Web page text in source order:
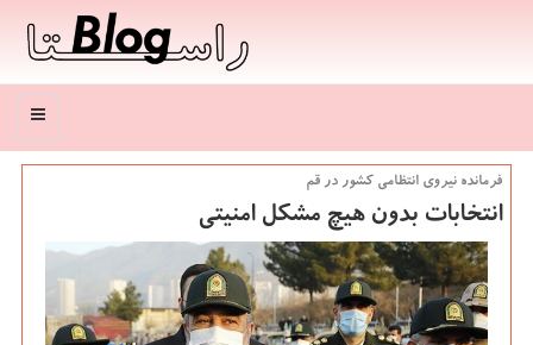
منو
فرمانده نیروی انتظامی كشور در قم
انتخابات بدون هیچ مشكل امنیتی